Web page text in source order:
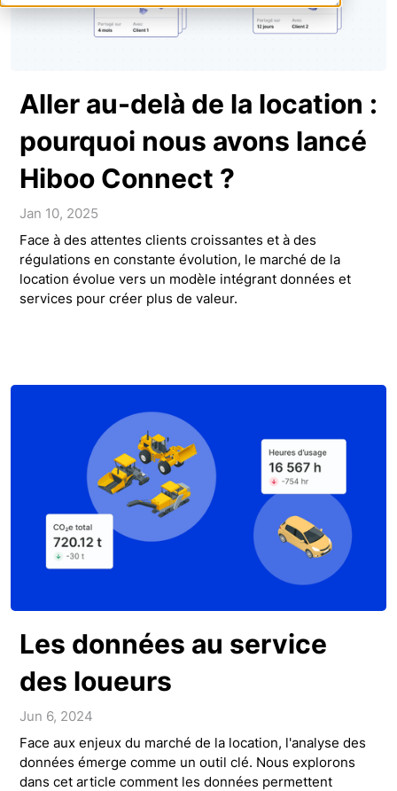
Aller au-delà de la location :
pourquoi nous avons lancé
Hiboo Connect ?
Jan 10, 2025
Face à des attentes clients croissantes et à des
régulations en constante évolution, le marché de la
location évolue vers un modèle intégrant données et
services pour créer plus de valeur.
Les données au service
des loueurs
Jun 6, 2024
Face aux enjeux du marché de la location, l'analyse des
données émerge comme un outil clé. Nous explorons
dans cet article comment les données permettent